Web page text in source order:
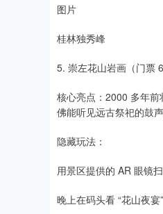
图片
桂林独秀峰
5. 崇左花山岩画（门票
核心亮点：2000 多年
佛能听见远古祭祀的鼓声
隐藏玩法：​
用景区提供的 AR 眼镜
晚上在码头看 “花山夜